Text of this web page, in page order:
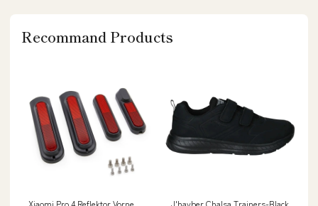
Recommand Products
Xiaomi Pro 4 Reflektor Vorne
J'hayber Chalsa Trainers-Black